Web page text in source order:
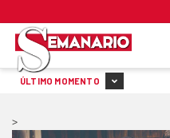
ÚLTIMO MOMENTO
>